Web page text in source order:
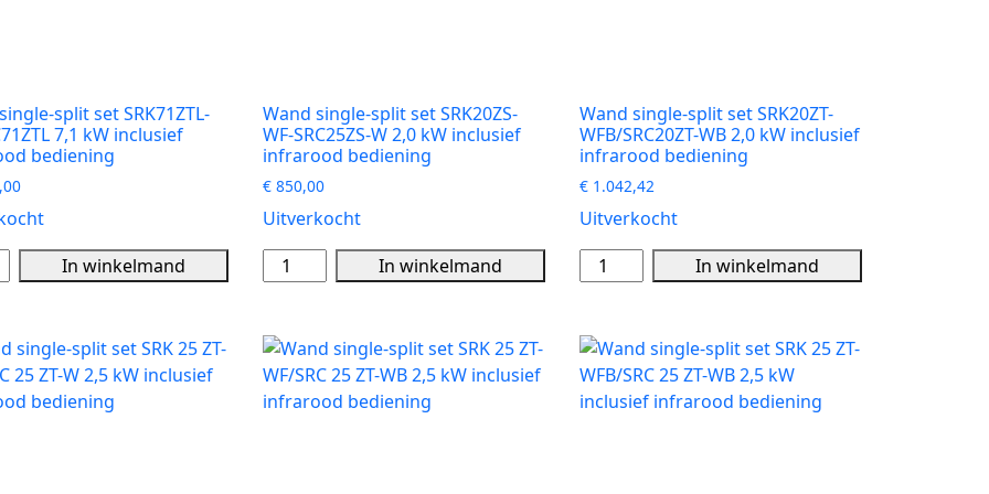
split set SRK71ZTL-
7,1 kW inclusief
bediening
In winkelmand
Wand single-split set SRK20ZS-
WF-SRC25ZS-W 2,0 kW inclusief
infrarood bediening
€ 850,00
Uitverkocht
Wand
single-
set
SRK20ZS-
WF-
In winkelmand
Wand single-split set SRK20ZT-
WFB/SRC20ZT-WB 2,0 kW inclusief
infrarood bediening
€ 1.042,42
Uitverkocht
Wand
single-
set
SRK20ZT-
WFB/SRC20ZT-
In winkelmand